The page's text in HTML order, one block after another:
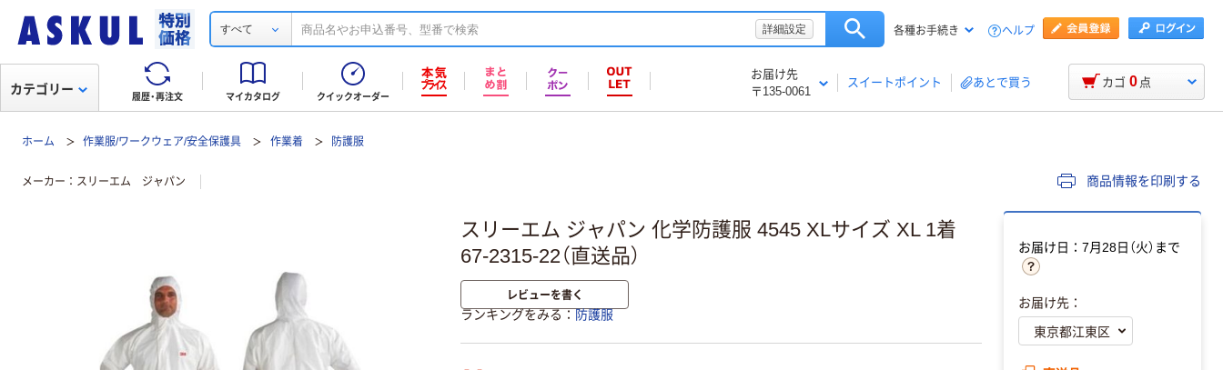
すべて 詳細設定 各種お手続き ヘルプ
履歴・再注文 マイカタログ クイックオーダー
お届け先
〒135-0061
スイートポイント あとで買う
カテゴリー カゴ 0 点
ホーム 作業服/ワークウェア/安全保護具 作業着 防護服
メーカー スリーエム ジャパン 商品情報を印刷する
スリーエム ジャパン 化学防護服 4545 XLサイズ XL 1着
67-2315-22（直送品）
レビューを書く
ランキングをみる 防護服
お届け日：7月28日（火）まで
お届け先：